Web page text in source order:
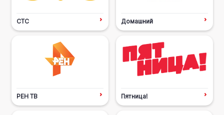
СТС Домашний
РЕН ТВ Пятница!